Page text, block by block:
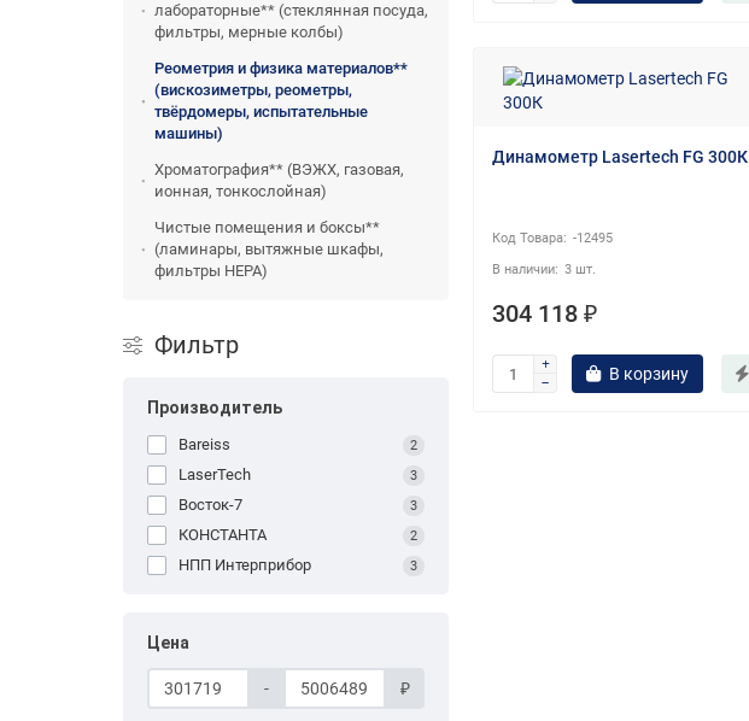
лабораторные** (стеклянная посуда,
фильтры, мерные колбы)
Реометрия и физика материалов**
(вискозиметры, реометры,
твёрдомеры, испытательные
машины)
Хроматография** (ВЭЖХ, газовая,
ионная, тонкослойная)
Чистые помещения и боксы**
(ламинары, вытяжные шкафы,
фильтры HEPA)
Фильтр
Производитель
Bareiss 2
LaserTech 3
Восток-7 3
КОНСТАНТА 2
НПП Интерприбор 3
Цена
- ₽
Динамометр Lasertech FG 300К
-12495
3 шт.
304 118 ₽
В корзину